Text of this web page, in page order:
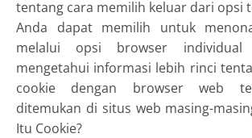
tentang cara memilih keluar dari opsi
Anda dapat memilih untuk
melalui opsi browser individual
mengetahui informasi lebih rinci
cookie dengan browser web
ditemukan di situs web masing-
Itu Cookie?